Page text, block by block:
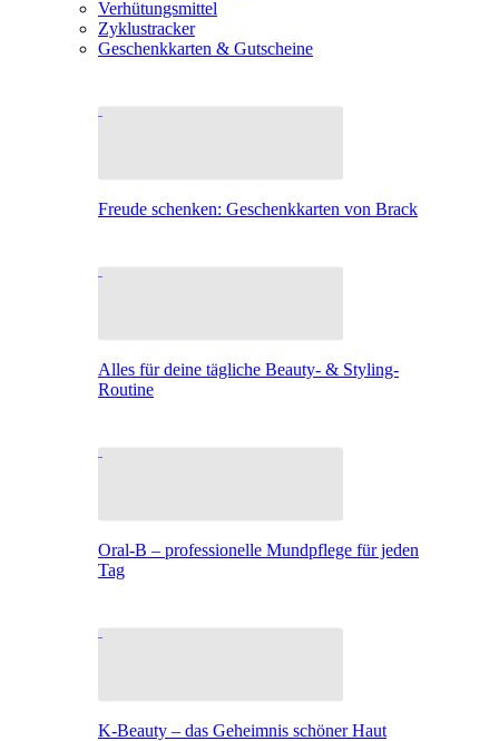
Verhütungsmittel
Zyklustracker
Geschenkkarten & Gutscheine
Freude schenken: Geschenkkarten von Brack
Alles für deine tägliche Beauty- & Styling-
Routine
Oral-B – professionelle Mundpflege für jeden
Tag
K-Beauty – das Geheimnis schöner Haut